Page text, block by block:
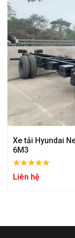
Xe tải Hyundai
6M3
Liên hệ